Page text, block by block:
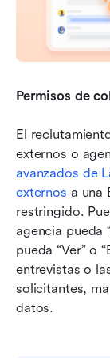
Permisos de
El
externos o
avanzados de
externos a una
restringido.
agencia pueda
pueda “Ver” o
entrevistas o
solicitantes,
datos.